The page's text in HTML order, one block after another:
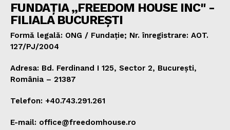
FUNDAȚIA „FREEDOM HOUSE INC" -
FILIALA BUCUREȘTI
Formă legală: ONG / Fundație; Nr. înregistrare: AOT.
127/PJ/2004
Adresa: Bd. Ferdinand I 125, Sector 2, București,
România – 21387
Telefon: +40.743.291.261
E-mail: office@freedomhouse.ro